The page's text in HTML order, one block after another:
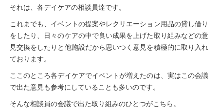
それは、各デイケアの相談員達です。
これまでも、イベントの提案やレクリエーション用品の貸し借り
をしたり、日々のケアの中で良い成果を上げた取り組みなどの意
見交換をしたりと他施設だから思いつく意見を積極的に取り入れ
ております。
ここのところ各デイケアでイベントが増えたのは、実はこの会議
で出た意見も参考にしていることも多いのです。
そんな相談員の会議で出た取り組みのひとつがこちら。